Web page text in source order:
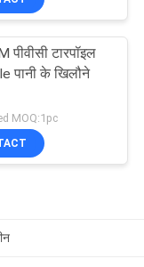
पीवीसी टारपॉइल
पानी के खिलौने
MOQ:1pc